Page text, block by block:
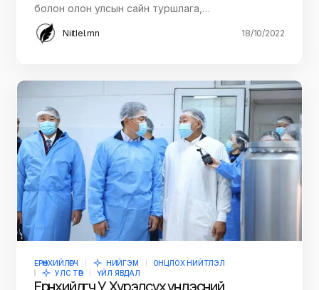
болон олон улсын сайн туршлага,…
Niitlel.mn 18/10/2022
ЕРӨНХИЙЛӨГЧ НИЙГЭМ
ОНЦЛОХ НИЙТЛЭЛ
УЛС ТӨР
ҮЙЛ ЯВДАЛ
Ерөнхийлөгч У.Хүрэлсүх үндэсний